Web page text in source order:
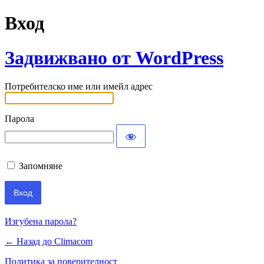
Вход
Задвижвано от WordPress
Потребителско име или имейл адрес
Парола
Запомняне
Изгубена парола?
← Назад до Climacom
Политика за поверителност